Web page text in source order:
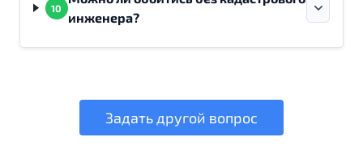
10
инженера?
Задать другой вопрос